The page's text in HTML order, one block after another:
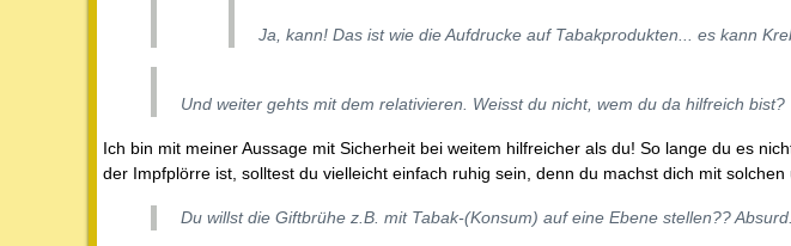
Ja, kann! Das ist wie die Aufdrucke auf Tabakprodukten... es kann
Und weiter gehts mit dem relativieren. Weisst du nicht, wem du da hilfreich bist?
Ich bin mit meiner Aussage mit Sicherheit bei weitem hilfreicher als du! So lange du es
der Impfplörre ist, solltest du vielleicht einfach ruhig sein, denn du machst dich mit
Du willst die Giftbrühe z.B. mit Tabak-(Konsum) auf eine Ebene stellen?? Absurd.